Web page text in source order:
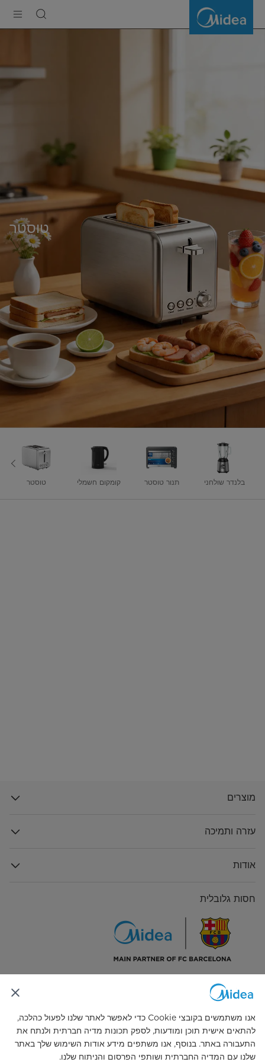
טוסטר
בלנדר שולחני תנור טוסטר קומקום חשמלי טוסטר
מוצרים
עזרה ותמיכה
אודות
חסות גלובלית
התחבר אלינו
אנו משתמשים בקובצי Cookie כדי לאפשר לאתר שלנו לפעול כהלכה,
להתאים אישית תוכן ומודעות, לספק תכונות מדיה חברתית ולנתח את
התעבורה באתר. בנוסף, אנו משתפים מידע אודות השימוש שלך באתר
שלנו עם המדיה החברתית ושותפי הפרסום והניתוח שלנו.